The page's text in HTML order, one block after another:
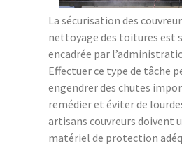
La sécurisation des
nettoyage des toitures est
encadrée par
Effectuer ce type de tâche
engendrer des chutes
remédier et éviter de
artisans couvreurs doivent
matériel de protection